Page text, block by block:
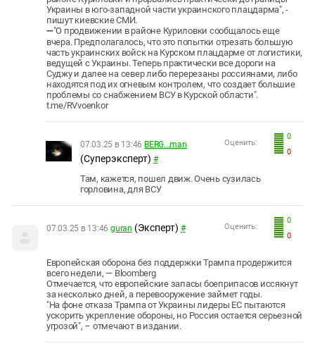
Украины в юго-западной части украинского плацдарма", -
пишут киевские СМИ.
➖"О продвижении в районе Куриловки сообщалось еще
вчера. Предполагалось, что это попытки отрезать большую
часть украинских войск на Курском плацдарме от логистики,
ведущей с Украины. Теперь практически все дороги на
Суджу и далее на север либо перерезаны россиянами, либо
находятся под их огневым контролем, что создает большие
проблемы со снабжением ВСУ в Курской области".
t.me/RVvoenkor
0
0
Оценить:
07.03.25 в 13:46 BERG...man
(Суперэксперт) #
Там, кажется, пошел движ. Очень сузилась
горловина, для ВСУ
0
0
Оценить:
07.03.25 в 13:46 guran (Эксперт) #
Европейская оборона без поддержки Трампа продержится
всего недели, — Bloomberg
Отмечается, что европейские запасы боеприпасов иссякнут
за несколько дней, а перевооружение займет годы.
"На фоне отказа Трампа от Украины лидеры ЕС пытаются
ускорить укрепление обороны, но Россия остается серьезной
угрозой", – отмечают в издании.